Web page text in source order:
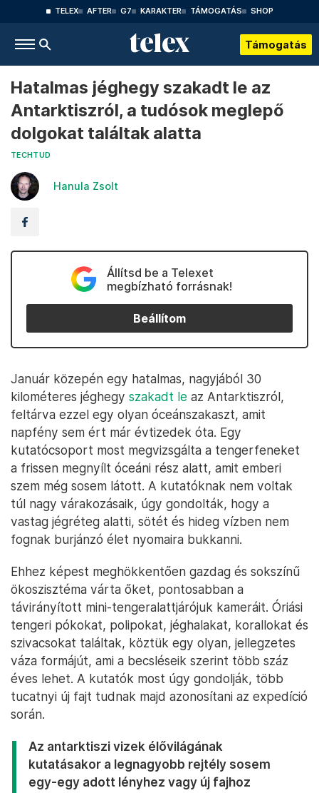
TELEX AFTER G7 KARAKTER TÁMOGATÁS SHOP
Támogatás
Hatalmas jéghegy szakadt le az
Antarktiszról, a tudósok meglepő
dolgokat találtak alatta
TECHTUD
Hanula Zsolt
Állítsd be a Telexet
megbízható forrásnak!
Beállítom
Január közepén egy hatalmas, nagyjából 30
kilométeres jéghegy szakadt le az Antarktiszról,
feltárva ezzel egy olyan óceánszakaszt, amit
napfény sem ért már évtizedek óta. Egy
kutatócsoport most megvizsgálta a tengerfeneket
a frissen megnyílt óceáni rész alatt, amit emberi
szem még sosem látott. A kutatóknak nem voltak
túl nagy várakozásaik, úgy gondolták, hogy a
vastag jégréteg alatti, sötét és hideg vízben nem
fognak burjánzó élet nyomaira bukkanni.
Ehhez képest meghökkentően gazdag és sokszínű
ökoszisztéma várta őket, pontosabban a
távirányított mini-tengeralattjárójuk kameráit. Óriási
tengeri pókokat, polipokat, jéghalakat, korallokat és
szivacsokat találtak, köztük egy olyan, jellegzetes
váza formájút, ami a becsléseik szerint több száz
éves lehet. A kutatók most úgy gondolják, több
tucatnyi új fajt tudnak majd azonosítani az expedíció
során.
Az antarktiszi vizek élővilágának
kutatásakor a legnagyobb rejtély sosem
egy-egy adott lényhez vagy új fajhoz